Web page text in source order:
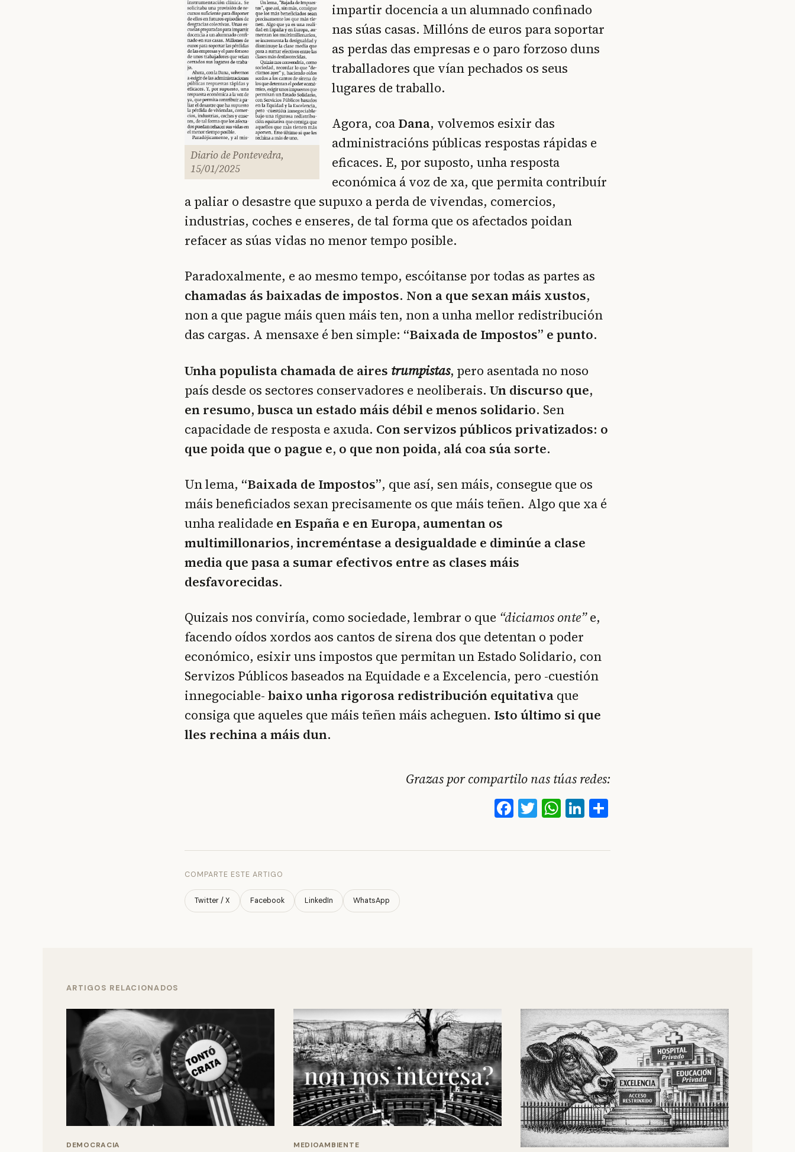
Diario de Pontevedra,
15/01/2025
impartir docencia a un alumnado confinado
nas súas casas. Millóns de euros para soportar
as perdas das empresas e o paro forzoso duns
traballadores que vían pechados os seus
lugares de traballo.
Agora, coa Dana, volvemos esixir das
administracións públicas respostas rápidas e
eficaces. E, por suposto, unha resposta
económica á voz de xa, que permita contribuír
a paliar o desastre que supuxo a perda de vivendas, comercios,
industrias, coches e enseres, de tal forma que os afectados poidan
refacer as súas vidas no menor tempo posible.
Paradoxalmente, e ao mesmo tempo, escóitanse por todas as partes as
chamadas ás baixadas de impostos. Non a que sexan máis xustos,
non a que pague máis quen máis ten, non a unha mellor redistribución
das cargas. A mensaxe é ben simple: “Baixada de Impostos” e punto.
Unha populista chamada de aires trumpistas, pero asentada no noso
país desde os sectores conservadores e neoliberais. Un discurso que,
en resumo, busca un estado máis débil e menos solidario. Sen
capacidade de resposta e axuda. Con servizos públicos privatizados: o
que poida que o pague e, o que non poida, alá coa súa sorte.
Un lema, “Baixada de Impostos”, que así, sen máis, consegue que os
máis beneficiados sexan precisamente os que máis teñen. Algo que xa é
unha realidade en España e en Europa, aumentan os
multimillonarios, increméntase a desigualdade e diminúe a clase
media que pasa a sumar efectivos entre as clases máis
desfavorecidas.
Quizais nos conviría, como sociedade, lembrar o que “diciamos onte”e,
facendo oídos xordos aos cantos de sirena dos que detentan o poder
económico, esixir uns impostos que permitan un Estado Solidario, con
Servizos Públicos baseados na Equidade e a Excelencia, pero -cuestión
innegociable- baixo unha rigorosa redistribución equitativa que
consiga que aqueles que máis teñen máis acheguen. Isto último si que
lles rechina a máis dun.
Grazas por compartilo nas túas redes:
Facebook
Twitter
WhatsApp
LinkedIn
COMPARTE ESTE ARTIGO
Twitter / X Facebook LinkedIn WhatsApp
ARTIGOS RELACIONADOS
DEMOCRACIA MEDIOAMBIENTE